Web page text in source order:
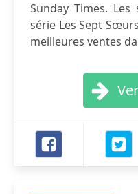
Sunday Times.
série Les Sept
meilleures ventes